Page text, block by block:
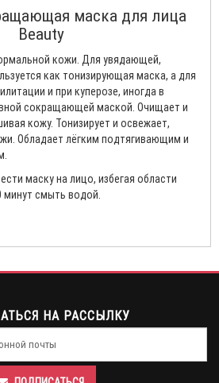
маска для лица
Beauty
кожи. Для увядающей,
как тонизирующая маска, а для
и при куперозе, иногда в
сокращающей маской. Очищает и
кожу. Тонизирует и освежает,
Обладает лёгким подтягивающим и
маску на лицо, избегая области
минут смыть водой.
НА РАССЫЛКУ